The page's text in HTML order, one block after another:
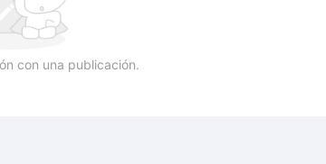
con una publicación.